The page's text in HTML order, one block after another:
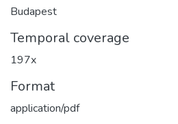
Budapest
Temporal coverage
197x
Format
application/pdf